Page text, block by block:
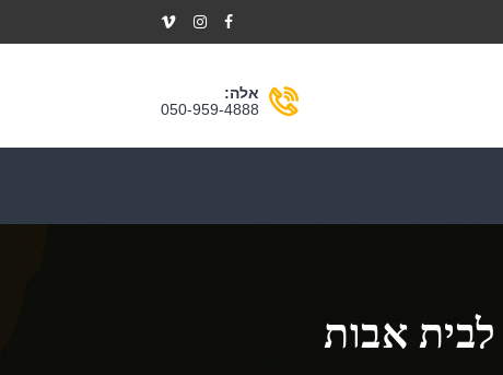
אלה:
050-959-4888
אבות